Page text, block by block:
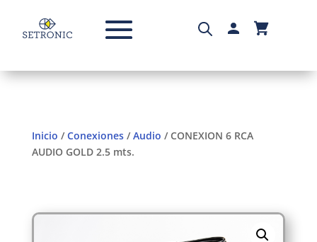
Inicio /Conexiones/Audio / CONEXION 6 RCA
AUDIO GOLD 2.5 mts.